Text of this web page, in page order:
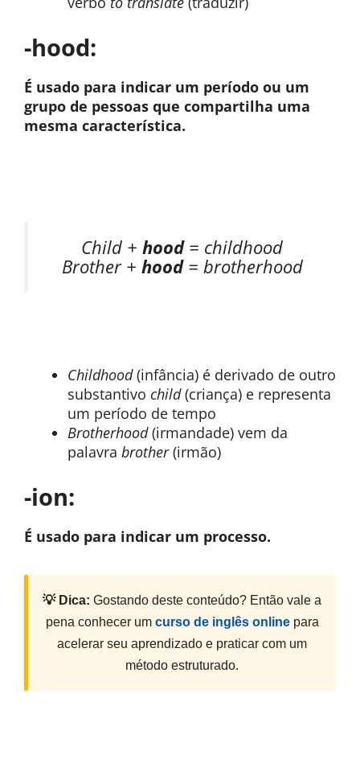
-hood:
É usado para indicar um período ou um
grupo de pessoas que compartilha uma
mesma característica.
Child + hood = childhood
Brother + hood= brotherhood
Childhood(infância) é derivado de outro
substantivo child(criança) e representa
um período de tempo
Brotherhood(irmandade) vem da
palavra brother(irmão)
-ion:
É usado para indicar um processo.
💡 Dica: Gostando deste conteúdo? Então vale a
pena conhecer um curso de inglês onlinepara
acelerar seu aprendizado e praticar com um
método estruturado.